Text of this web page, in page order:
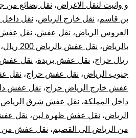
و وانيت لنقل الاغراض، نقل بضائع من
بن قاسم، نقل خارج الرياض، نقل داخل
العروس الرياض، نقل عفش، نقل عفش
بالرياض، نقل عفش بالرياض 200 ريال ،
ريال حراج، نقل عفش بريدة، نقل عفش
جنوب الرياض، نقل عفش حراج، نقل
عفش خارج الرياض حراج، نقل عفش
داخل المملكة، نقل عفش شرق الرياض
الرياض، نقل عفش ظهرة لبن، نقل
من الرياض الى القصيم، نقل عفش من